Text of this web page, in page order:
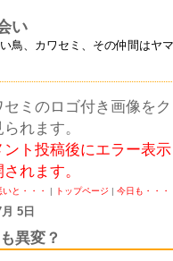
い
鳥、カワセミ、その仲間は
ミのロゴ付き画像を
れます。
ト投稿後にエラー表
れます。
と・・・ | トップページ | 今日も・・・
5日
異変？